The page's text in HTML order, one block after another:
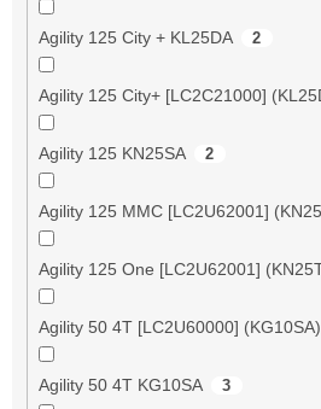
Agility 125 City + KL25DA 2
Agility 125 City+ [LC2C21000]
Agility 125 KN25SA 2
Agility 125 MMC [LC2U62001]
Agility 125 One [LC2U62001]
Agility 50 4T [LC2U60000]
Agility 50 4T KG10SA 3